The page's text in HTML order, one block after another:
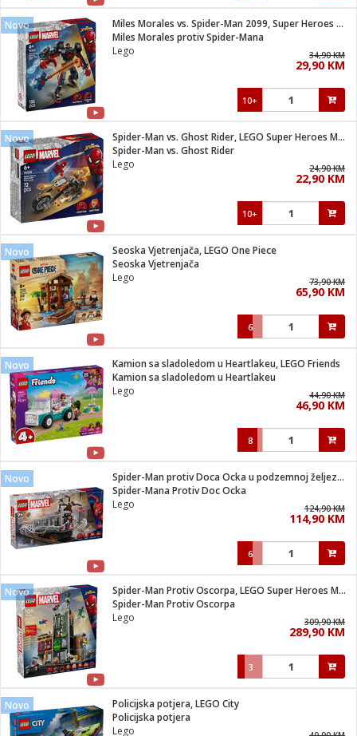
metar
ostalo
pribor
pribor
Vitrine
Sušilica
/ Zdravlje
za kosu
brijanje
pribor
i kutije
gorivo
Novo
Miles Morales vs. Spider-Man 2099, Super Heroes Marvel
Miles Morales protiv Spider-Mana
Lego
34,90 KM
29,90 KM
10+
Novo
Spider-Man vs. Ghost Rider, LEGO Super Heroes Marvel
Spider-Man vs. Ghost Rider
Lego
24,90 KM
22,90 KM
10+
Novo
Seoska Vjetrenjača, LEGO One Piece
Seoska Vjetrenjača
Lego
73,90 KM
65,90 KM
6
Novo
Kamion sa sladoledom u Heartlakeu, LEGO Friends
Kamion sa sladoledom u Heartlakeu
Lego
44,90 KM
46,90 KM
8
Novo
Spider-Man protiv Doca Ocka u podzemnoj željeznici
Spider-Mana Protiv Doc Ocka
Lego
124,90 KM
114,90 KM
6
Novo
Spider-Man Protiv Oscorpa, LEGO Super Heroes Marvel
Spider-Man Protiv Oscorpa
Lego
309,90 KM
289,90 KM
3
Novo
Policijska potjera, LEGO City
Policijska potjera
Lego